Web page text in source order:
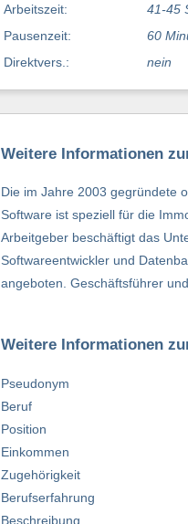
Arbeitszeit: 41-45
Pausenzeit:
60
Direktvers.:
nein
Weitere Informationen
Die im Jahre 2003 gegründete
Software ist speziell für die
Arbeitgeber beschäftigt das
Softwareentwickler und
angeboten. Geschäftsführer
Weitere Informationen
Pseudonym
Beruf
Position
Einkommen
Zugehörigkeit
Berufserfahrung
Beschreibung